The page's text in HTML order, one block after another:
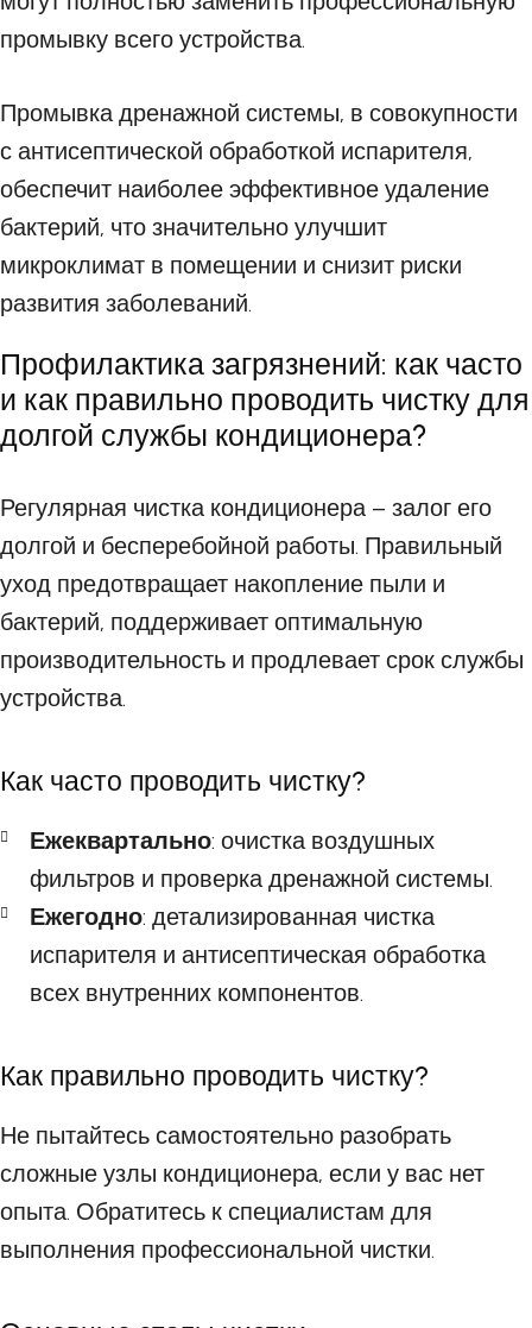
промывку всего устройства.
Промывка дренажной системы, в совокупности
с антисептической обработкой испарителя,
обеспечит наиболее эффективное удаление
бактерий, что значительно улучшит
микроклимат в помещении и снизит риски
развития заболеваний.
Профилактика загрязнений: как часто
и как правильно проводить чистку для
долгой службы кондиционера?
Регулярная чистка кондиционера – залог его
долгой и бесперебойной работы. Правильный
уход предотвращает накопление пыли и
бактерий, поддерживает оптимальную
производительность и продлевает срок службы
устройства.
Как часто проводить чистку?
Ежеквартально: очистка воздушных
фильтров и проверка дренажной системы.
Ежегодно: детализированная чистка
испарителя и антисептическая обработка
всех внутренних компонентов.
Как правильно проводить чистку?
Не пытайтесь самостоятельно разобрать
сложные узлы кондиционера, если у вас нет
опыта. Обратитесь к специалистам для
выполнения профессиональной чистки.